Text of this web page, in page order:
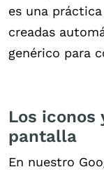
es una
creadas
genérico para
Los iconos
pantalla
En nuestro